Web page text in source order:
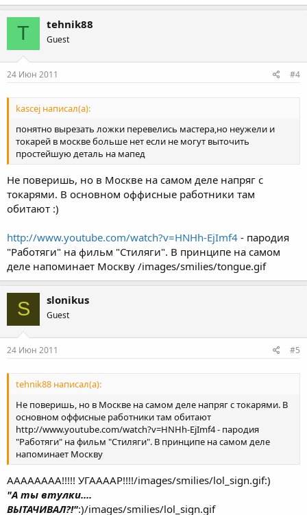
T tehnik88
Guest
24 Июн 2011 #4
kascej написал(а):
понятно вырезать ложки перевелись мастера,но неужели и
токарей в москве больше нет если не могут выточить
простейшую деталь на мапед
Не поверишь, но в Москве на самом деле напряг с
токарями. В основном оффисные работники там
обитают :)
http://www.youtube.com/watch?v=HNHh-EjImf4 - пародия
"Работяги" на фильм "Стиляги". В принципе на самом
деле напоминает Москву /images/smilies/tongue.gif
S slonikus
Guest
24 Июн 2011 #5
tehnik88 написал(а):
Не поверишь, но в Москве на самом деле напряг с токарями. В
основном оффисные работники там обитают
http://www.youtube.com/watch?v=HNHh-EjImf4 - пародия
"Работяги" на фильм "Стиляги". В принципе на самом деле
напоминает Москву
АААААААА!!!!! УГААААР!!!!/images/smilies/lol_sign.gif:)
"А ты втулки....
ВЫТАЧИВАЛ?!":)/images/smilies/lol_sign.gif